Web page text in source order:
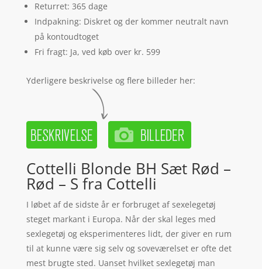
Returret: 365 dage
Indpakning: Diskret og der kommer neutralt navn
på kontoudtoget
Fri fragt: Ja, ved køb over kr. 599
Yderligere beskrivelse og flere billeder her:
Cottelli Blonde BH Sæt Rød –
Rød – S fra Cottelli
I løbet af de sidste år er forbruget af sexelegetøj
steget markant i Europa. Når der skal leges med
sexlegetøj og eksperimenteres lidt, der giver en rum
til at kunne være sig selv og soveværelset er ofte det
mest brugte sted. Uanset hvilket sexlegetøj man